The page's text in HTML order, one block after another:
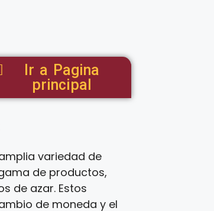
Ir a Pagina
principal
variedad de
de productos,
de azar. Estos
de moneda y el